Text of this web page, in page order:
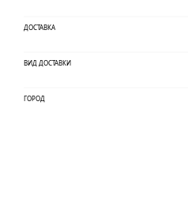
ДОСТАВКА
ВИД ДОСТАВКИ
ГОРОД